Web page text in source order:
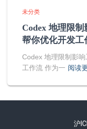
未分类
Codex 地理限
帮你优化开发工
Codex 地理限制影
工作流 作为一 阅读
沪